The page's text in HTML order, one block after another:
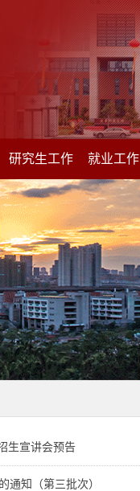
研究生工作 就业工作
生宣讲会预告
通知（第三批次）